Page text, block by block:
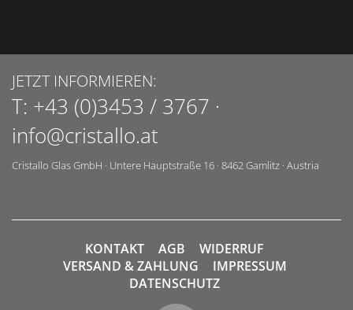
JETZT INFORMIEREN:
T: +43 (0)3453 / 3767 ·
info@cristallo.at
Cristallo Glas GmbH · Untere Hauptstraße 16 · 8462Gamlitz · Austria
KONTAKT AGB
WIDERRUF
VERSAND & ZAHLUNG
IMPRESSUM
DATENSCHUTZ